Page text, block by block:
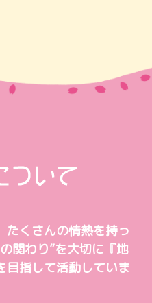
たくさんの情熱を持っ
関わり”を大切に 『地
目指して活動していま